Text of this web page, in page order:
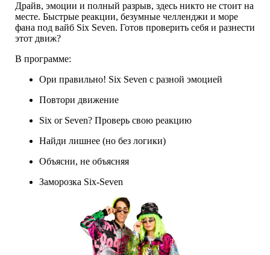
Драйв, эмоции и полный разрыв, здесь никто не стоит на
месте. Быстрые реакции, безумные челленджи и море
фана под вайб Six Seven. Готов проверить себя и разнести
этот движ?
В программе:
Ори правильно! Six Seven с разной эмоцией
Повтори движение
Six or Seven? Проверь свою реакцию
Найди лишнее (но без логики)
Объясни, не объясняя
Заморозка Six-Seven